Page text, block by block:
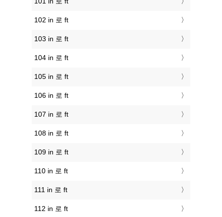
102 in 로 ft
103 in 로 ft
104 in 로 ft
105 in 로 ft
106 in 로 ft
107 in 로 ft
108 in 로 ft
109 in 로 ft
110 in 로 ft
111 in 로 ft
112 in 로 ft